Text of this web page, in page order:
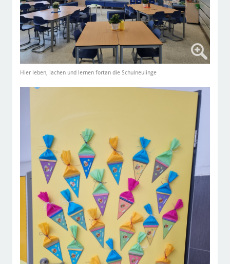
Hier leben, lachen und lernen fortan die Schulneulinge